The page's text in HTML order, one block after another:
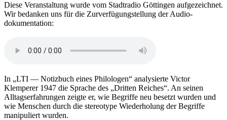
Diese Veranstaltung wurde vom Stad­tradio Göttingen aufgezeichnet.
Wir bedanken uns für die Zurverfügung­stellung der Audio­
dokumentation:
In „LTI — Notizbuch eines Philologen“ analysierte Victor
Klemperer 1947 die Sprache des „Dritten Reiches“. An seinen
Alltags­erfahrungen zeigte er, wie Begriffe neu besetzt wurden und
wie Menschen durch die stereo­type Wieder­holung der Begriffe
manipuliert wurden.